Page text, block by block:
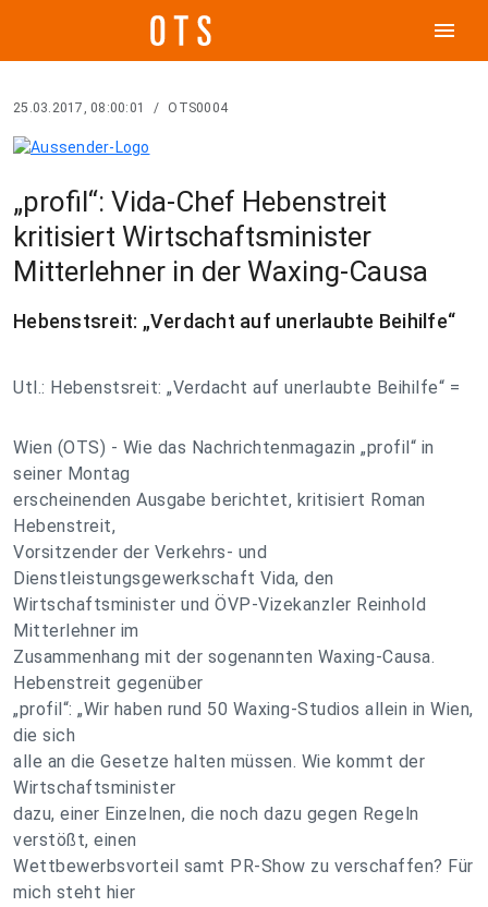
menu
25.03.2017, 08:00:01 / OTS0004
„profil“: Vida-Chef Hebenstreit
kritisiert Wirtschaftsminister
Mitterlehner in der Waxing-Causa
Hebenstsreit: „Verdacht auf unerlaubte Beihilfe“
Utl.: Hebenstsreit: „Verdacht auf unerlaubte Beihilfe“ =
Wien (OTS) - Wie das Nachrichtenmagazin „profil“ in
seiner Montag
erscheinenden Ausgabe berichtet, kritisiert Roman
Hebenstreit,
Vorsitzender der Verkehrs- und
Dienstleistungsgewerkschaft Vida, den
Wirtschaftsminister und ÖVP-Vizekanzler Reinhold
Mitterlehner im
Zusammenhang mit der sogenannten Waxing-Causa.
Hebenstreit gegenüber
„profil“: „Wir haben rund 50 Waxing-Studios allein in Wien,
die sich
alle an die Gesetze halten müssen. Wie kommt der
Wirtschaftsminister
dazu, einer Einzelnen, die noch dazu gegen Regeln
verstößt, einen
Wettbewerbsvorteil samt PR-Show zu verschaffen? Für
mich steht hier